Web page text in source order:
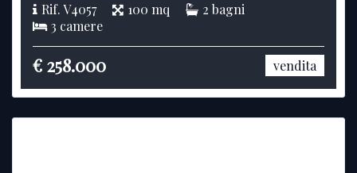
Rif. V4057 100 mq
2 bagni
3 camere
€ 258.000 vendita